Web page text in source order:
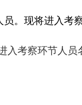
。现将进入考
入考察环节人员